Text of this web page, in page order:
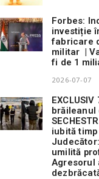
Forbes:
investiție
fabricare
militar |
fi de 1
2026-07-07
brăileanul
iubită timp
umilită
Agresorul